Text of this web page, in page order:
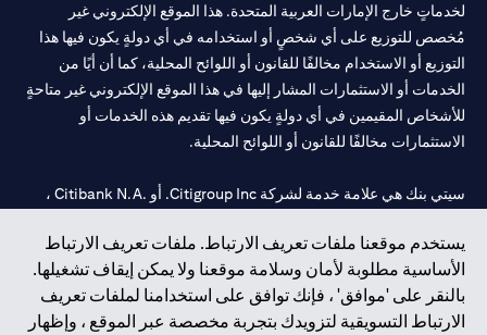
يستخدم موقعنا ملفات تعريف الارتباط. ملفات تعريف الارتباط
الأساسية مطلوبة لأمان وسلامة موقعنا ولا يمكن إيقاف تشغيلها.
بالنقر على 'موافق' ، فإنك توافق على استخدامنا لملفات تعريف
الارتباط التسويقية لتزويدك بتجربة مخصصة عبر الموقع ، وإظهار
لخدماتٍ خارج الإمارات العربية المتحدة. هذا الموقع الإلكتروني غير
مُخصص للتوزيع على أي شخصٍ أو استخدامه في أي دولةٍ يكون فيها هذا
التوزيع أو الاستخدام مخالفًا للقانون أو اللوائح المحلية، كما أن أيًا من
الخدمات أو الاستثمارات المشار إليها في هذا الموقع الإلكتروني غير متاحةٍ
للأشخاص المقيمين في أي دولةٍ يكون فيها تقديم هذه الخدمات أو
الاستثمارات مخالفًا للقانون أو اللوائح المحلية.
سيتي بنك هي علامة خدمة لشركة Citigroup Inc. أو .Citibank N.A ،
سيتي بنك إن. إيه. الإمارات مسجل لدى مصرف الإمارات المركزي تحت
أرقام التراخيص 202563 لفرع الوصل في دبي، 531989 لفرع مول
الإمارات في دبي، وCN-1002019لفرع أبوظبي. هاتف: 4000 311 04.